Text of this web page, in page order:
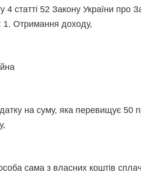
4 статті 52 Закону України про
1. Отримання доходу,
на суму, яка перевищує 50
сама з власних коштів